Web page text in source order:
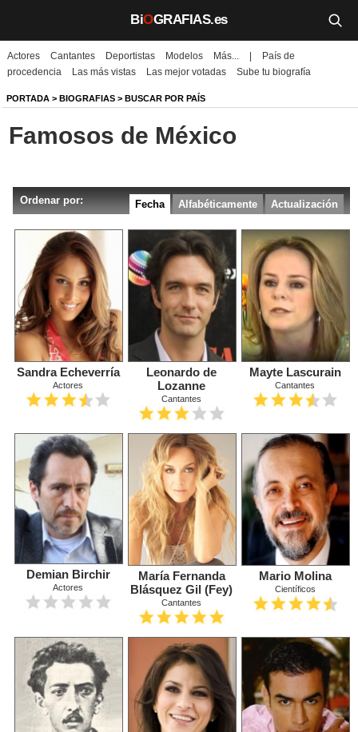
BiOGRAFIAS.es
Biografías
Películas
TV
Un día como hoy
Videos
Galerías
Noticias
Iniciar sesión Crear cuenta
Actores Cantantes Deportistas Modelos Más...
País de
procedencia
Las más vistas Las mejor votadas Sube tu biografía
PORTADA > BIOGRAFIAS > BUSCAR POR PAÍS
Famosos de México
Ordenar por: Actualización
Alfabéticamente
Fecha
Sandra Echeverría
Actores
Leonardo de
Lozanne
Cantantes
Mayte Lascurain
Cantantes
Demian Birchir
Actores
María Fernanda
Blásquez Gil (Fey)
Cantantes
Mario Molina
Científicos